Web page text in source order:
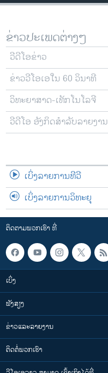
ລາຍການກະຈາຍສຽງ
ລາຍງານ
ຕິດຕາມພວກເຮົາ ທີ່
ພາສາຕ່າງໆ
ຂ່າວປະເພດຕ່າງໆ
ວີດີໂອຂ່າວ
ຂ່າວວີໂອເອໃນ 60 ວິນາທີ
ວິທະຍາສາດ-ເທັກໂນໂລຈີ
ວີດີໂອ ອັງກິດສຳລັບລາຍງານ
ເບິ່ງລາຍການທີວີ
ເບິ່ງລາຍການວິທະຍຸ
ຕິດຕາມພວກເຮົາ ທີ່
ເບິ່ງ
ຟັງສຽງ
ຂ່າວແລະລາຍງານ
ຕິດຕໍ່ພວກເຮົາ